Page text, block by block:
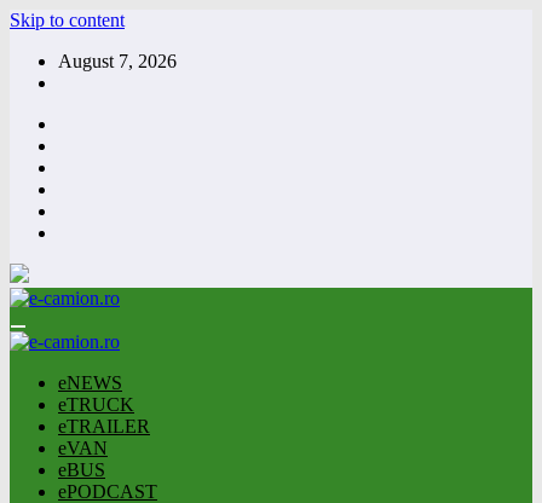
Skip to content
August 7, 2026
eNEWS
eTRUCK
eTRAILER
eVAN
eBUS
ePODCAST